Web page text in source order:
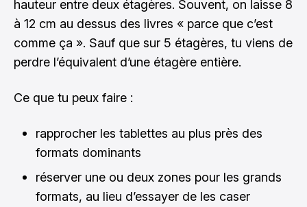
hauteur entre deux étagères. Souvent, on laisse 8
à 12 cm au dessus des livres « parce que c’est
comme ça ». Sauf que sur 5 étagères, tu viens de
perdre l’équivalent d’une étagère entière.
Ce que tu peux faire :
rapprocher les tablettes au plus près des
formats dominants
réserver une ou deux zones pour les grands
formats, au lieu d’essayer de les caser